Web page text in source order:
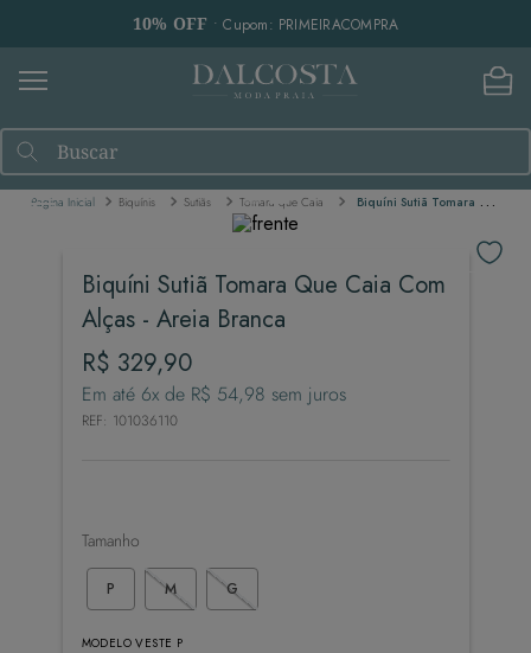
10% OFF • Cupom: PRIMEIRACOMPRA
Buscar
Biquínis Sutiãs Tomara que Caia Biquíni Sutiã Tomara Que Caia Com Alças - Areia Branca
Biquíni Sutiã Tomara Que Caia Com
Alças - Areia Branca
R$ 329,90
Em até 6x de R$ 54,98 sem juros
REF: 101036110
Tamanho
P M G
MODELO VESTE P